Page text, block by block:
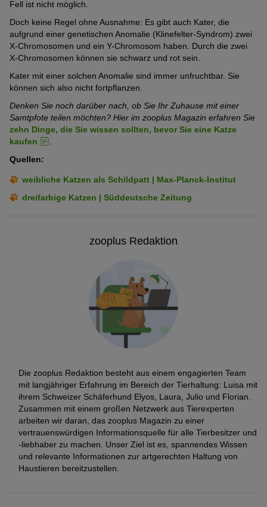
Fell ist nicht möglich.
Doch keine Regel ohne Ausnahme: Es gibt auch Kater, die
aufgrund einer genetischen Anomalie (Klinefelter-Syndrom) zwei
X-Chromosomen und ein Y-Chromosom haben. Durch die zwei
X-Chromosomen können sie schwarz und rot sein.
Kater mit einer solchen Anomalie sind immer unfruchtbar. Sie
können sich also nicht fortpflanzen.
Denken Sie noch darüber nach, ob Sie Ihr Zuhause mit einer
Samtpfote teilen möchten? Hier im zooplus Magazin erfahren Sie
zehn Dinge, die Sie wissen sollten, bevor Sie eine Katze
kaufen
.
Quellen:
weibliche Katzen als Schildpatt | Max-Planck-Institut
dreifarbige Katzen | Süddeutsche Zeitung
zooplus Redaktion
Die zooplus Redaktion besteht aus einem engagierten Team
mit langjähriger Erfahrung im Bereich der Tierhaltung: Luisa mit
ihrem Schweizer Schäferhund Elyos, Laura, Julio und Florian.
Zusammen mit einem großen Netzwerk aus Tierexperten
arbeiten wir daran, das zooplus Magazin zu einer
vertrauenswürdigen Informationsquelle für alle Tierbesitzer und
-liebhaber zu machen. Unser Ziel ist es, spannendes Wissen
und relevante Informationen zur artgerechten Haltung von
Haustieren bereitzustellen.